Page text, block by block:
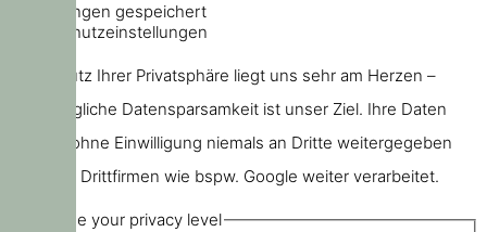
Einstellungen gespeichert
Datenschutzeinstellungen
Der Schutz Ihrer Privatsphäre liegt uns sehr am Herzen –
größtmögliche Datensparsamkeit ist unser Ziel. Ihre Daten
werden ohne Einwilligung niemals an Dritte weitergegeben
oder von Drittfirmen wie bspw. Google weiter verarbeitet.
Choose your privacy level